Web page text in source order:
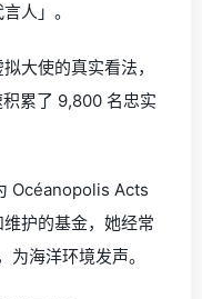
人」。
大使的真实看法，
累了 9,800 名忠实
Océanopolis Acts
护的基金，她经常
海洋环境发声。